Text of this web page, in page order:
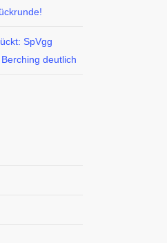
SpVgg
deutlich